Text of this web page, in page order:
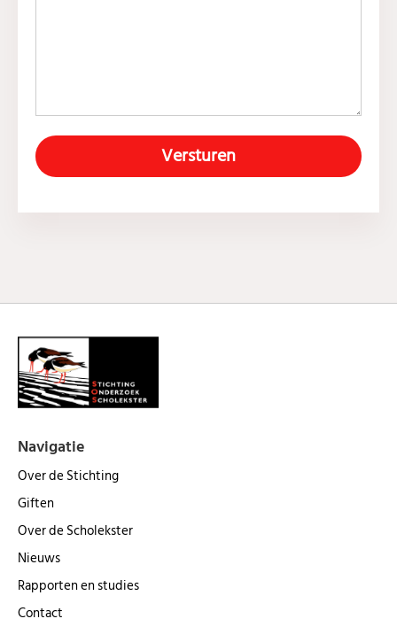
Versturen
Navigatie
Over de Stichting
Giften
Over de Scholekster
Nieuws
Rapporten en studies
Contact